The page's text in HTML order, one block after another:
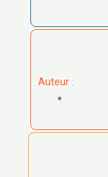
Auteur :